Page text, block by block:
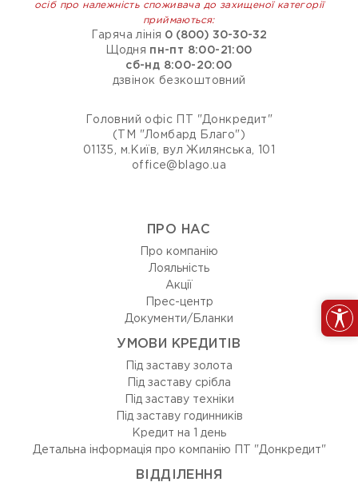
осіб про належність споживача до захищеної категорії
приймаються:
Гаряча лінія 0 (800) 30-30-32
Щодня пн-пт 8:00-21:00
сб-нд 8:00-20:00
дзвінок безкоштовний
Головний офіс ПТ "Донкредит"
(ТМ "Ломбард Благо")
01135, м.Київ, вул Жилянська, 101
office@blago.ua
ПРО НАС
Про компанію
Лояльність
Акції
Прес-центр
Документи/Бланки
УМОВИ КРЕДИТІВ
Під заставу золота
Під заставу срібла
Під заставу техніки
Під заставу годинників
Кредит на 1 день
Детальна інформація про компанію ПТ "Донкредит"
ВIДДIЛЕННЯ